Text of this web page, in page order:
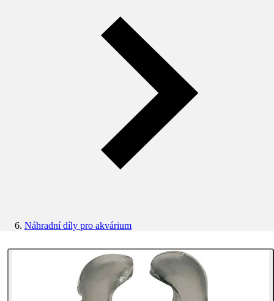
Náhradní díly pro akvárium